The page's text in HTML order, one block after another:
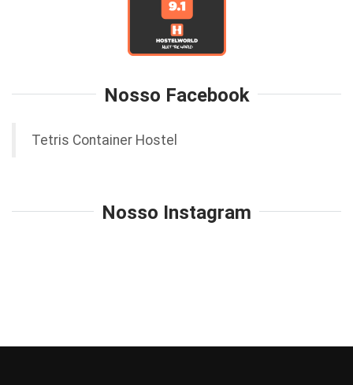
Nosso Facebook
Tetris Container Hostel
Nosso Instagram